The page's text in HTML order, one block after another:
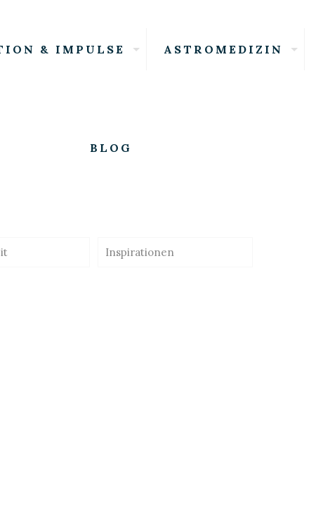
& IMPULSE ASTROMEDIZIN
BLOG
Inspirationen